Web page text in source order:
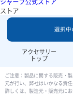
シャープ公式ストア
ストア
アクセサリー
トップ
選択中
ご注意：製品に関する販売・
元が行い、弊社はいかなる責任
詳しくは、製造元・販売元に